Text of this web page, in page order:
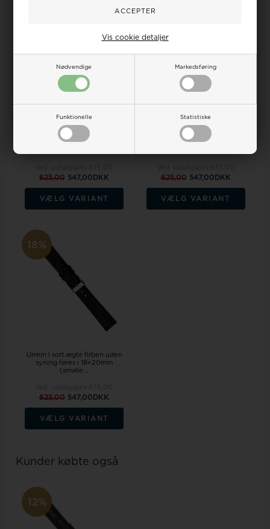
Nødvendige Markedsføring
Funktionelle Statistiske
Vis cookie detaljer
Urrem i sort ægte firben uden
syning føres i 16-18mm
625,00 547,00DKK
VÆLG VARIANT
18%
Urrem i mørkebrun ægte
firben uden syning føres i 16-
625,00 547,00DKK
VÆLG VARIANT
18%
Urrem i sort ægte firben uden
syning føres i 18+20mm
(smalle...
625,00 547,00DKK
VÆLG VARIANT
Kunder købte også
12%